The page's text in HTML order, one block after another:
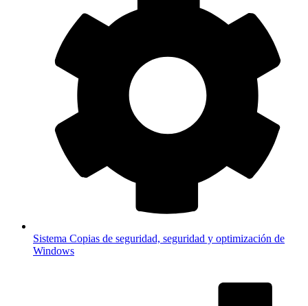
Sistema Copias de seguridad, seguridad y optimización de
Windows